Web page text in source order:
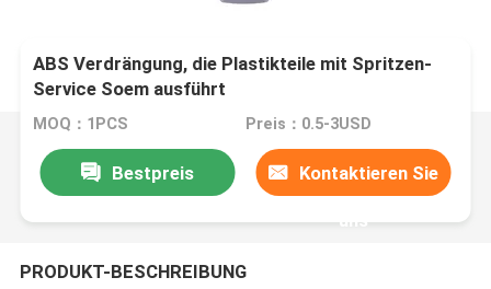
ABS Verdrängung, die Plastikteile mit Spritzen-
Service Soem ausführt
MOQ：1PCS Preis：0.5-3USD
Bestpreis Kontaktieren Sie
uns
PRODUKT-BESCHREIBUNG